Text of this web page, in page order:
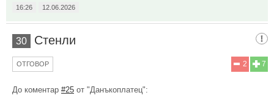
16:26 12.06.2026
30 Стенли
7
2
ОТГОВОР
До коментар #25 от "Данъкоплатец":